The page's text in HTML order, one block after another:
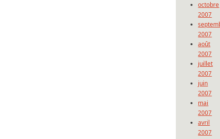
octobre
2007
2007
août
2007
juillet
2007
juin
2007
mai
2007
avril
2007